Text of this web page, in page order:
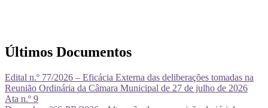
Últimos Documentos
Edital n.º 77/2026 – Eficácia Externa das deliberações tomadas na
Reunião Ordinária da Câmara Municipal de 27 de julho de 2026
Ata n.º 9